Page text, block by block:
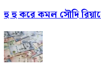
হু হু করে কমল সৌদি